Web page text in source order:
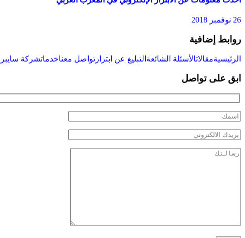
26 نوفمبر 2018
روابط إضافية
الرئيسيةمقالاتالأسئلة الشائعة التبليغ عن ابتزاز تواصل معناخدماتشركة سايبر
ابق على تواصل